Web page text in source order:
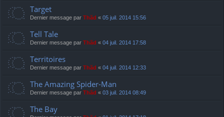
Target
Dernier message par Thãd « 05 juil. 2014 15:56
Tell Tale
Dernier message par Thãd « 04 juil. 2014 17:58
Territoires
Dernier message par Thãd « 04 juil. 2014 12:33
The Amazing Spider-Man
Dernier message par Thãd « 03 juil. 2014 08:49
The Bay